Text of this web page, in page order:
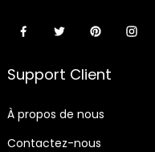
Support Client
À propos de nous
Contactez-nous